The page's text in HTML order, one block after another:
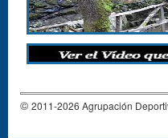
© 2011-2026 Agrupación